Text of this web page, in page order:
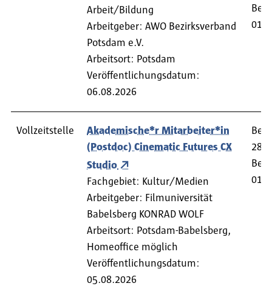
Arbeit/Bildung
Arbeitgeber: AWO Bezirksverband
Potsdam e.V.
Arbeitsort: Potsdam
Veröffentlichungsdatum:
06.08.2026
Vollzeitstelle
Akademische*r Mitarbeiter*in
(Postdoc) Cinematic Futures CX
Studio
Fachgebiet: Kultur/Medien
Arbeitgeber: Filmuniversität
Babelsberg KONRAD WOLF
Arbeitsort: Potsdam-Babelsberg,
Homeoffice möglich
Veröffentlichungsdatum:
05.08.2026